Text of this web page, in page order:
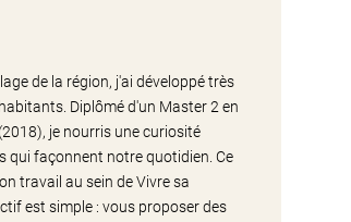
de la région, j'ai développé très
Diplômé d'un Master 2 en
je nourris une curiosité
qui façonnent notre quotidien. Ce
travail au sein de Vivre sa
est simple : vous proposer des